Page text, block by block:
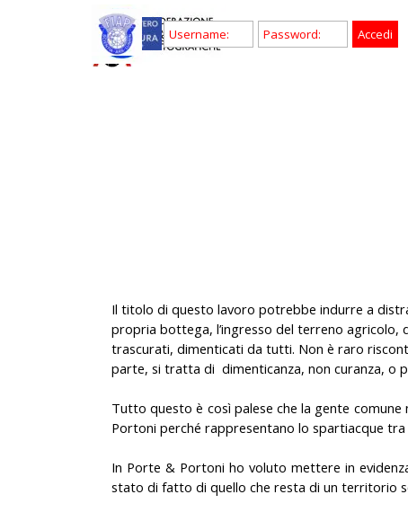
Il titolo di questo lavoro potrebbe indurre a
propria bottega, l’ingresso del terreno agricolo,
trascurati, dimenticati da tutti. Non è raro
parte, si tratta di dimenticanza, non curanza, o
Tutto questo è così palese che la gente
Portoni perché rappresentano lo spartiacque
In Porte & Portoni ho voluto mettere in
stato di fatto di quello che resta di un territorio